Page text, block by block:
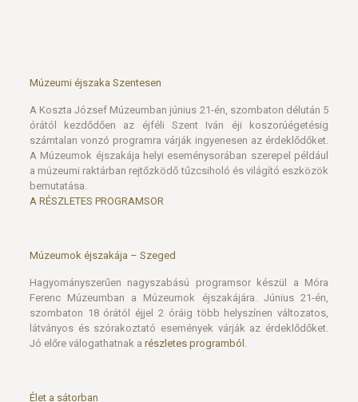
Múzeumi éjszaka Szentesen
A Koszta József Múzeumban június 21-én, szombaton délután 5
órától kezdődően az éjféli Szent Iván éji koszorúégetésig
számtalan vonzó programra várják ingyenesen az érdeklődőket.
A Múzeumok éjszakája helyi eseménysorában szerepel például
a múzeumi raktárban rejtőzködő tűzcsiholó és világító eszközök
bemutatása.
A RÉSZLETES PROGRAMSOR
Múzeumok éjszakája – Szeged
Hagyományszerűen nagyszabású programsor készül a Móra
Ferenc Múzeumban a Múzeumok éjszakájára. Június 21-én,
szombaton 18 órától éjjel 2 óráig több helyszínen változatos,
látványos és szórakoztató események várják az érdeklődőket.
Jó előre válogathatnak a részletes programból.
Élet a sátorban